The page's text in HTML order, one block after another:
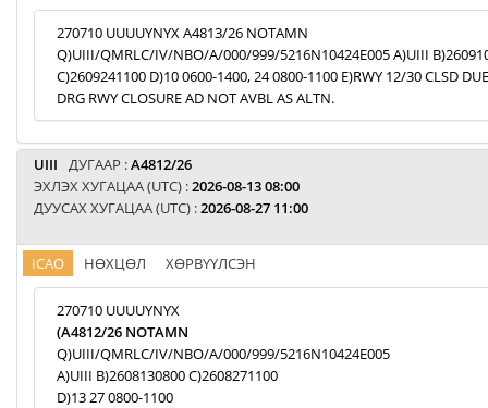
270710 UUUUYNYX A4813/26 NOTAMN
Q)UIII/QMRLC/IV/NBO/A/000/999/5216N10424E005 A)UIII
C)2609241100 D)10 0600-1400, 24 0800-1100 E)RWY 12/30 CLSD
DRG RWY CLOSURE AD NOT AVBL AS ALTN.
UIII ДУГААР :A4812/26
ЭХЛЭХ ХУГАЦАА (UTC) :2026-08-13 08:00
ДУУСАХ ХУГАЦАА (UTC) :2026-08-27 11:00
ICAO НӨХЦӨЛ ХӨРВҮҮЛСЭН
270710 UUUUYNYX
(A4812/26 NOTAMN
Q)UIII/QMRLC/IV/NBO/A/000/999/5216N10424E005
A)UIII B)2608130800 C)2608271100
D)13 27 0800-1100